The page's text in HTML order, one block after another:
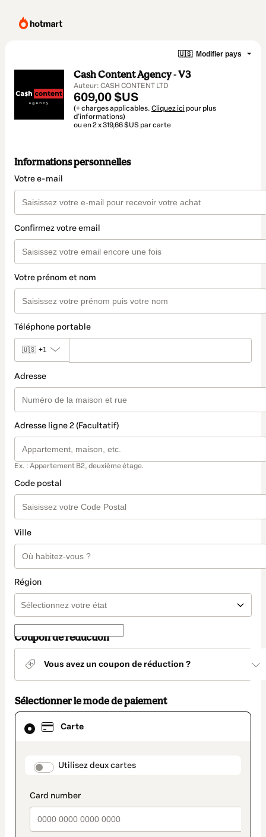
🇺🇸 Modifier pays
Cash Content Agency - V3
Auteur: CASH CONTENT LTD
609,00 $US
(+ charges applicables. Cliquez ici pour plus
d'informations)
ou en 2 x 319,66 $US par carte
Informations personnelles
Votre e-mail
Confirmez votre email
Votre prénom et nom
Téléphone portable
🇺🇸 +1
Adresse
Adresse ligne 2 (Facultatif)
Ex. : Appartement B2, deuxième étage.
Code postal
Ville
Région
Coupon de réduction
Vous avez un coupon de réduction ?
Sélectionner le mode de paiement
Carte
payment_data.section_title_v2
Utilisez deux cartes
Carte
sélectionné
paiement